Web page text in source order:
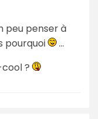
peu penser à
pourquoi
...
?